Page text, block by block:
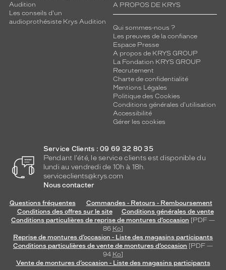
Audition
Les conseils d'un
audioprothésiste Krys Audition
A PROPOS DE KRYS
Qui sommes-nous ?
Les preuves de la confiance
Espace Presse
A propos de KRYS GROUP
La Fondation KRYS GROUP
Recrutement
Charte de confidentialité
Mentions Légales
Politique des Cookies
Conditions générales d'utilisation
Accessibilité
Gérer les cookies
Service Clients : 09 69 32 80 35
Pendant l'été, le service clients est disponible du
lundi au vendredi de 10h à 18h.
serviceclients@krys.com
Nous contacter
Questions fréquentes
Commandes - Retours - Remboursement
Conditions des offres sur le site
Conditions générales de vente
Conditions particulières de reprise de montures d’occasion [PDF —
86 Ko]
Reprise de montures d’occasion - Liste des magasins participants
Conditions particulières de vente de montures d’occasion [PDF —
94 Ko]
Vente de montures d’occasion - Liste des magasins participants